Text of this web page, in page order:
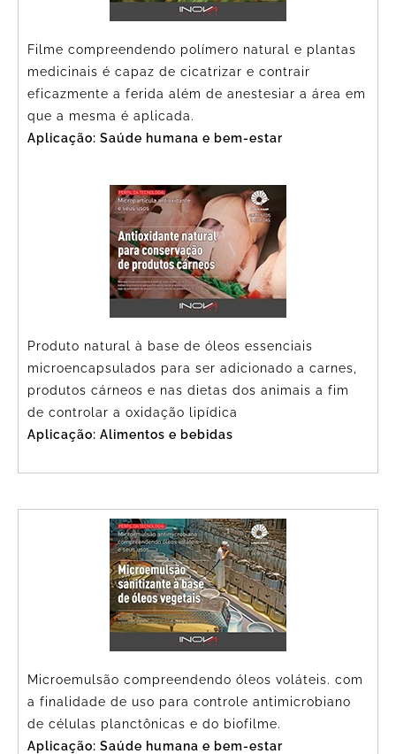
Filme compreendendo polímero natural e plantas
medicinais é capaz de cicatrizar e contrair
eficazmente a ferida além de anestesiar a área em
que a mesma é aplicada.
Aplicação: Saúde humana e bem-estar
Produto natural à base de óleos essenciais
microencapsulados para ser adicionado a carnes,
produtos cárneos e nas dietas dos animais a fim
de controlar a oxidação lipídica
Aplicação: Alimentos e bebidas
Microemulsão compreendendo óleos voláteis. com
a finalidade de uso para controle antimicrobiano
de células planctônicas e do biofilme.
Aplicação: Saúde humana e bem-estar